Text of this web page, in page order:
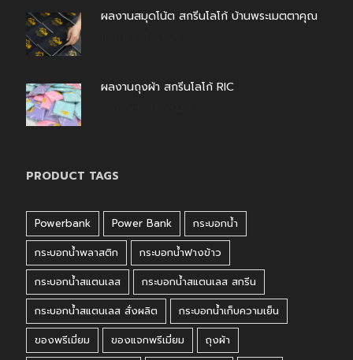
ผลงานสมุดโน้ต สกรีนโลโก้ บ้านพระเมตตาคุณ
ผลงานถุงผ้า สกรีนโลโก้ RIC
PRODUCT TAGS
Powerbank Power Bank
กระบอกน้ำ
กระบอกน้ำพลาสติก
กระบอกน้ำฟางข้าว
กระบอกน้ำสแตนเลส
กระบอกน้ำสแตนเลส สกรีน
กระบอกน้ำสแตนเลส สั่งผลิต
กระบอกน้ำเก็บความเย็น
ของพรีเมี่ยม
ของแจกพรีเมี่ยม
ถุงผ้า